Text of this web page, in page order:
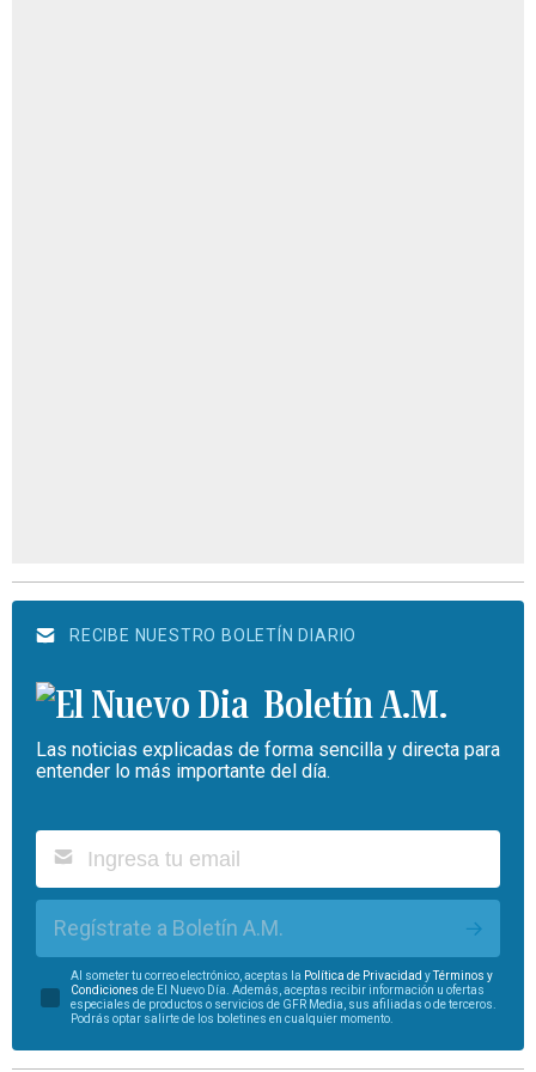
RECIBE NUESTRO BOLETÍN DIARIO
Boletín A.M.
Las noticias explicadas de forma sencilla y directa para
entender lo más importante del día.
Regístrate a Boletín A.M.
Al someter tu correo electrónico, aceptas la Política de Privacidad yTérminos y
Condiciones de El Nuevo Día. Además, aceptas recibir información u ofertas
especiales de productos o servicios de GFR Media, sus afiliadas o de terceros.
Podrás optar salirte de los boletines en cualquier momento.